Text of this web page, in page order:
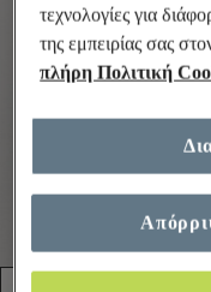
τεχνολογίες για
της εμπειρίας σας
πλήρη Πολιτική